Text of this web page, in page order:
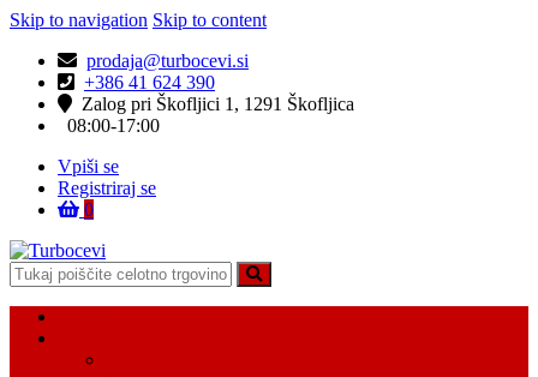
Skip to navigation Skip to content
prodaja@turbocevi.si
+386 41 624 390
Zalog pri Škofljici 1, 1291 Škofljica
08:00-17:00
Vpiši se
Registriraj se
0
Turbocevi
Turbo ideal – turbo cevi